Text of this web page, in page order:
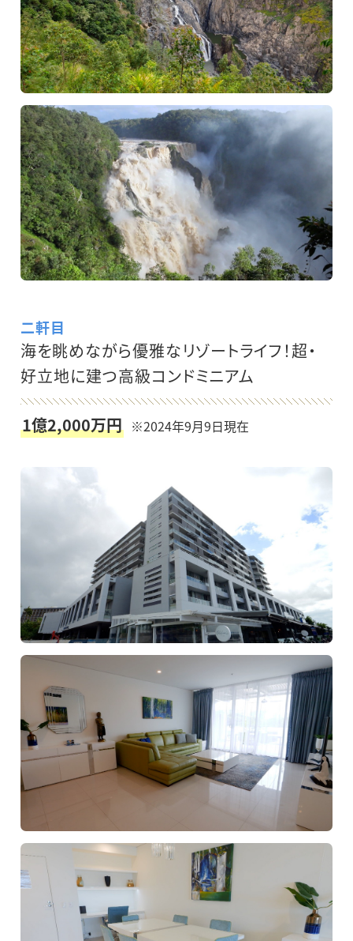
二軒目
海を眺めながら優雅なリゾートライフ！超・
好立地に建つ高級コンドミニアム
1億2,000万円 ※2024年9月9日現在